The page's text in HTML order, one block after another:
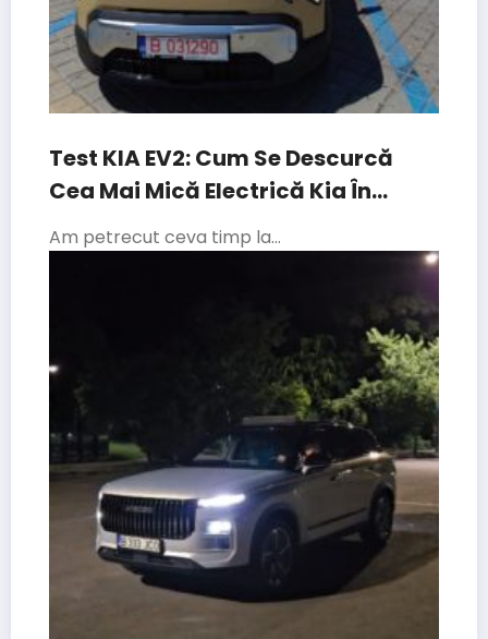
Test KIA EV2: Cum Se Descurcă
Cea Mai Mică Electrică Kia În
Traficul Din București
Am petrecut ceva timp la…